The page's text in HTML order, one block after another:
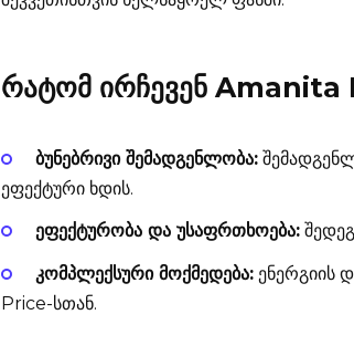
რატომ ირჩევენ Amanita
ბუნებრივი შემადგენლობა:
ეფექტური ხდის.
ეფექტურობა და უსაფრთხოება:
კომპლექსური მოქმედება:ენერგიის
Price-სთან.